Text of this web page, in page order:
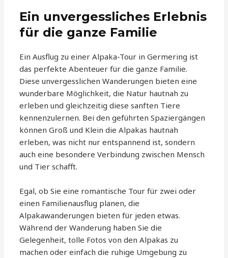
Ein unvergessliches Erlebnis
für die ganze Familie
Ein Ausflug zu einer Alpaka-Tour in Germering ist
das perfekte Abenteuer für die ganze Familie.
Diese unvergesslichen Wanderungen bieten eine
wunderbare Möglichkeit, die Natur hautnah zu
erleben und gleichzeitig diese sanften Tiere
kennenzulernen. Bei den geführten Spaziergängen
können Groß und Klein die Alpakas hautnah
erleben, was nicht nur entspannend ist, sondern
auch eine besondere Verbindung zwischen Mensch
und Tier schafft.
Egal, ob Sie eine romantische Tour für zwei oder
einen Familienausflug planen, die
Alpakawanderungen bieten für jeden etwas.
Während der Wanderung haben Sie die
Gelegenheit, tolle Fotos von den Alpakas zu
machen oder einfach die ruhige Umgebung zu